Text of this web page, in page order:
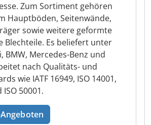
Zum Sortiment gehören
Hauptböden, Seitenwände,
sowie weitere geformte
Blechteile. Es beliefert unter
BMW, Mercedes-Benz und
nach Qualitäts- und
wie IATF 16949, ISO 14001,
ISO 50001.